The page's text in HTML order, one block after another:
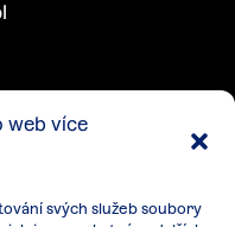
web více
svých služeb soubory